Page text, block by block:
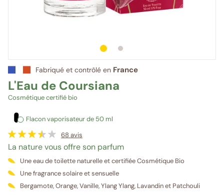
1sur 2 2sur 2
Fabriqué et contrôlé en France
L'Eau de Coursiana
Cosmétique certifié bio
Flacon vaporisateur de 50 ml
68 avis
La nature vous offre son parfum
Une eau de toilette naturelle et certifiée Cosmétique Bio
Une fragrance solaire et sensuelle
Bergamote, Orange, Vanille, Ylang Ylang, Lavandin et Patchouli